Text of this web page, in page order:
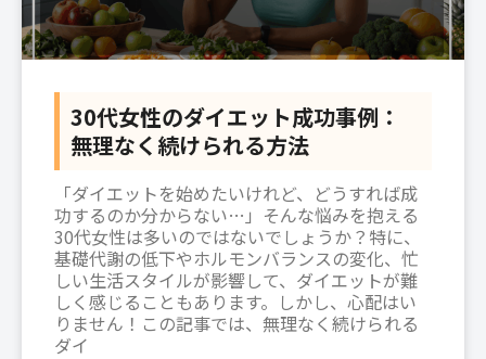
30代女性のダイエット成功事例：
無理なく続けられる方法
「ダイエットを始めたいけれど、どうすれば成
功するのか分からない…」そんな悩みを抱える
30代女性は多いのではないでしょうか？特に、
基礎代謝の低下やホルモンバランスの変化、忙
しい生活スタイルが影響して、ダイエットが難
しく感じることもあります。しかし、心配はい
りません！この記事では、無理なく続けられる
ダイ